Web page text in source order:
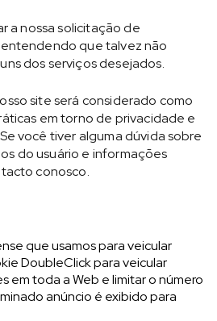
a nossa solicitação de
que talvez não
dos serviços desejados.
site será considerado como
em torno de privacidade e
você tiver alguma dúvida sobre
do usuário e informações
conosco.
que usamos para veicular
DoubleClick para veicular
em toda a Web e limitar o número
anúncio é exibido para